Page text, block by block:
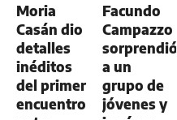
Moria
Casán dio
detalles
inéditos
del primer
encuentro
Facundo
Campazzo
sorprendió
a un
grupo de
jóvenes y